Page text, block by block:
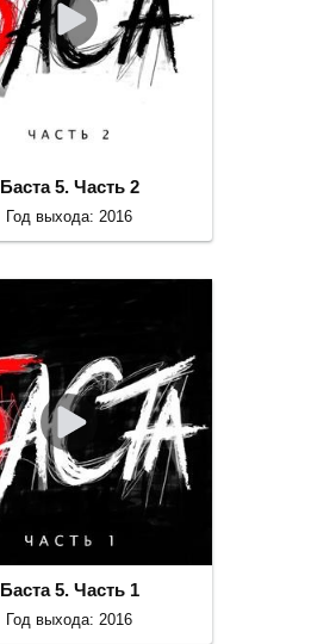
Баста 5. Часть 2
Год выхода: 2016
Баста 5. Часть 1
Год выхода: 2016